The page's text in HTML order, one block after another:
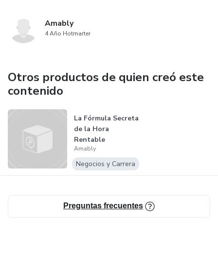
Amably
4 Año Hotmarter
Otros productos de quien creó este
contenido
La Fórmula Secreta
de la Hora
Rentable
Amably
Negocios y Carrera
Preguntas frecuentes